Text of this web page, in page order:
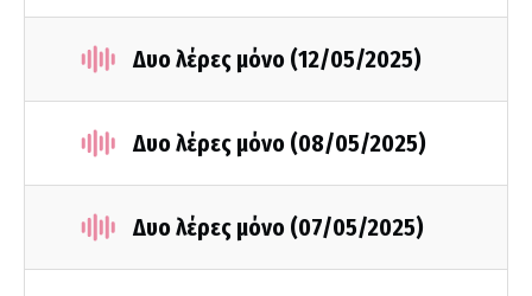
Δυο λέρες μόνο (12/05/2025)
Δυο λέρες μόνο (08/05/2025)
Δυο λέρες μόνο (07/05/2025)